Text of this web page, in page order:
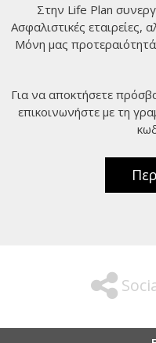
Στην Life Plan
Ασφαλιστικές εταιρείες,
Μόνη μας
Για να αποκτήσετε
επικοινωνήστε με τη